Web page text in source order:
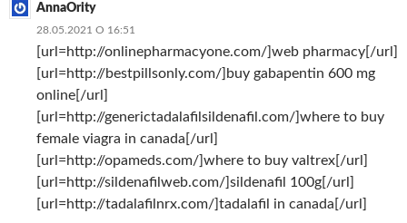
AnnaOrity
28.05.2021 О 16:51
[url=http://onlinepharmacyone.com/]web pharmacy[/url]
[url=http://bestpillsonly.com/]buy gabapentin 600 mg
online[/url]
[url=http://generictadalafilsildenafil.com/]where to buy
female viagra in canada[/url]
[url=http://opameds.com/]where to buy valtrex[/url]
[url=http://sildenafilweb.com/]sildenafil 100g[/url]
[url=http://tadalafilnrx.com/]tadalafil in canada[/url]